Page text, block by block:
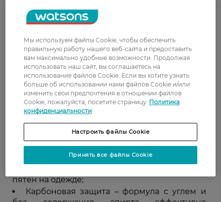
дезодоранты следующих серий:
Термозащита – технология Ceramic-System
позволяет эффективно справляться с
увеличенным потоотделениям при
температурах до 45 C;
Черный минерал – в виде аэрозоля или
ролика с экстрактами бразильской черной
глины, что делают кожу свежей, мягкой, сухой;
Защита рубашки – средство с
абсорбирующими компонентами, что
пятен на одежде;
Карбоновая защита – формула с углем и
Мы используем файлы Cookie, чтобы обеспечить
правильную работу нашего веб-сайта и предоставить
вам максимально удобные возможности. Продолжая
использовать наш сайт, вы соглашаетесь на
использование файлов Cookie. Если вы хотите узнать
больше об использовании нами файлов Cookie и/или
изменить свои предпочтения в отношении файлов
Cookie, пожалуйста, посетите страницу Политика
конфиденциальности
Настроить файлы Cookie
Принять все файлы Cookie